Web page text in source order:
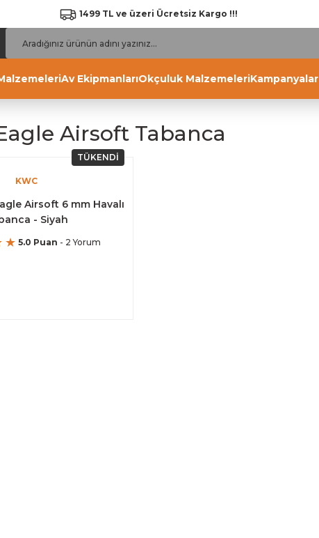
1499 TL ve üzeri Ücretsiz Kargo !!!
Av EkipmanlarıOkçuluk MalzemeleriKampanyalar
Airsoft Tabanca
TÜKENDİ
KWC
Airsoft 6 mm Havalı
- Siyah
5.0 Puan - 2 Yorum